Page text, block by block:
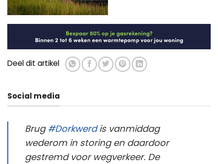
Deel dit artikel
Social media
Brug#Dorkwerdis vanmiddag
wederom in storing en daardoor
gestremd voor wegverkeer. De